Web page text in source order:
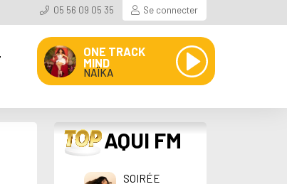
05 56 09 05 35 Se connecter
ONE TRACK
MIND
NAÏKA
TOP AQUI FM
SOIRÉE